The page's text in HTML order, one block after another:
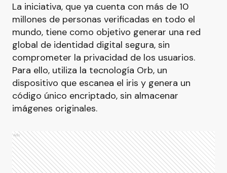
La iniciativa, que ya cuenta con más de 10
millones de personas verificadas en todo el
mundo, tiene como objetivo generar una red
global de identidad digital segura, sin
comprometer la privacidad de los usuarios.
Para ello, utiliza la tecnología Orb, un
dispositivo que escanea el iris y genera un
código único encriptado, sin almacenar
imágenes originales.
Ads